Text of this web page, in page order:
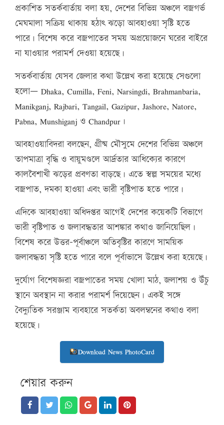
প্রকাশিত সতর্কবার্তায় বলা হয়, দেশের বিভিন্ন অঞ্চলে বজ্রগর্ভ
মেঘমালা সক্রিয় থাকায় হঠাৎ ঝড়ো আবহাওয়া সৃষ্টি হতে
পারে। বিশেষ করে বজ্রপাতের সময় অপ্রয়োজনে ঘরের বাইরে
না যাওয়ার পরামর্শ দেওয়া হয়েছে।
সতর্কবার্তায় যেসব জেলার কথা উল্লেখ করা হয়েছে সেগুলো
হলো— Dhaka, Cumilla, Feni, Narsingdi, Brahmanbaria,
Manikganj, Rajbari, Tangail, Gazipur, Jashore, Natore,
Pabna, Munshiganj ও Chandpur।
আবহাওয়াবিদরা বলছেন, গ্রীষ্ম মৌসুমে দেশের বিভিন্ন অঞ্চলে
তাপমাত্রা বৃদ্ধি ও বায়ুমণ্ডলে আর্দ্রতার আধিক্যের কারণে
কালবৈশাখী ঝড়ের প্রবণতা বাড়ছে। এতে স্বল্প সময়ের মধ্যে
বজ্রপাত, দমকা হাওয়া এবং ভারী বৃষ্টিপাত হতে পারে।
এদিকে আবহাওয়া অধিদপ্তর আগেই দেশের কয়েকটি বিভাগে
ভারী বৃষ্টিপাত ও জলাবদ্ধতার আশঙ্কার কথাও জানিয়েছিল।
বিশেষ করে উত্তর-পূর্বাঞ্চলে অতিবৃষ্টির কারণে সাময়িক
জলাবদ্ধতা সৃষ্টি হতে পারে বলে পূর্বাভাসে উল্লেখ করা হয়েছে।
দুর্যোগ বিশেষজ্ঞরা বজ্রপাতের সময় খোলা মাঠ, জলাশয় ও উঁচু
স্থানে অবস্থান না করার পরামর্শ দিয়েছেন। একই সঙ্গে
বৈদ্যুতিক সরঞ্জাম ব্যবহারে সতর্কতা অবলম্বনের কথাও বলা
হয়েছে।
Download News PhotoCard
শেয়ার করুন